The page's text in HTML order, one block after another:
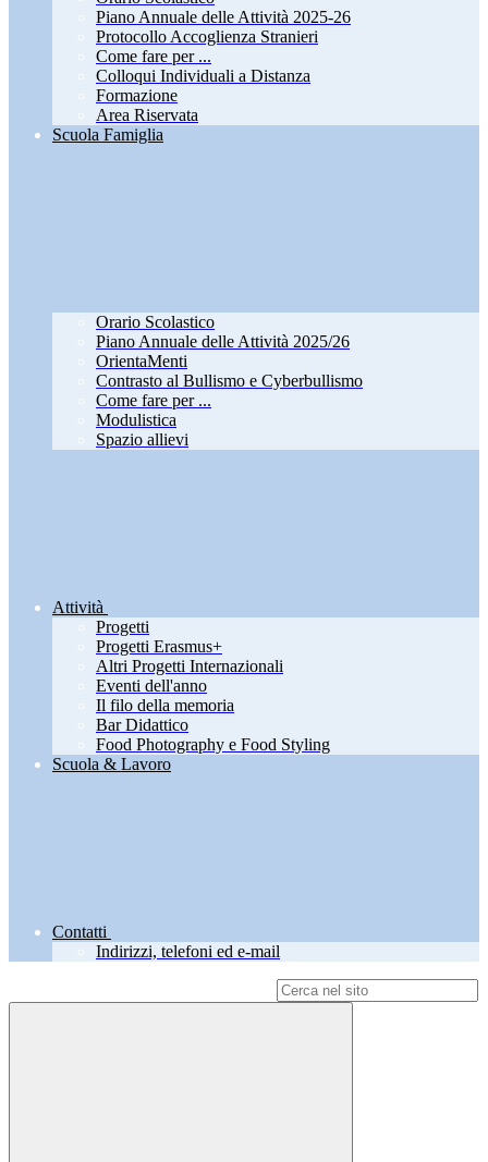
Piano Annuale delle Attività 2025-26
Protocollo Accoglienza Stranieri
Come fare per ...
Colloqui Individuali a Distanza
Formazione
Area Riservata
Scuola Famiglia
Orario Scolastico
Piano Annuale delle Attività 2025/26
OrientaMenti
Contrasto al Bullismo e Cyberbullismo
Come fare per ...
Modulistica
Spazio allievi
Attività
Progetti
Progetti Erasmus+
Altri Progetti Internazionali
Eventi dell'anno
Il filo della memoria
Bar Didattico
Food Photography e Food Styling
Scuola & Lavoro
Contatti
Indirizzi, telefoni ed e-mail